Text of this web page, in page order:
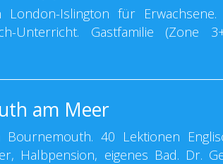
London-Islington für Erwachsene.
Unterricht. Gastfamilie (Zone
am Meer
40 Lektionen
Halbpension, eigenes Bad. Dr.